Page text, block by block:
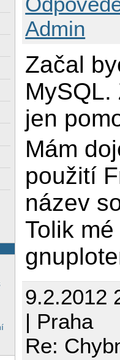
Admin
Začal
jen
Mám
použití
název
Tolik
9.2.2012
| Praha
Re: